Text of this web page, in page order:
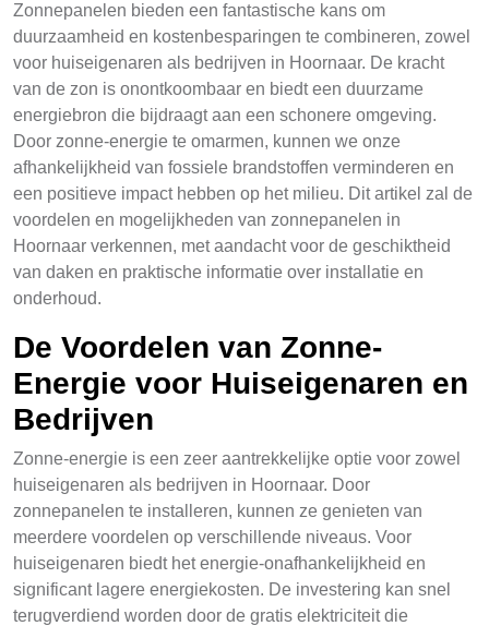
Zonnepanelen bieden een fantastische kans om
duurzaamheid en kostenbesparingen te combineren, zowel
voor huiseigenaren als bedrijven in Hoornaar. De kracht
van de zon is onontkoombaar en biedt een duurzame
energiebron die bijdraagt aan een schonere omgeving.
Door zonne-energie te omarmen, kunnen we onze
afhankelijkheid van fossiele brandstoffen verminderen en
een positieve impact hebben op het milieu. Dit artikel zal de
voordelen en mogelijkheden van zonnepanelen in
Hoornaar verkennen, met aandacht voor de geschiktheid
van daken en praktische informatie over installatie en
onderhoud.
De Voordelen van Zonne-
Energie voor Huiseigenaren en
Bedrijven
Zonne-energie is een zeer aantrekkelijke optie voor zowel
huiseigenaren als bedrijven in Hoornaar. Door
zonnepanelen te installeren, kunnen ze genieten van
meerdere voordelen op verschillende niveaus. Voor
huiseigenaren biedt het energie-onafhankelijkheid en
significant lagere energiekosten. De investering kan snel
terugverdiend worden door de gratis elektriciteit die